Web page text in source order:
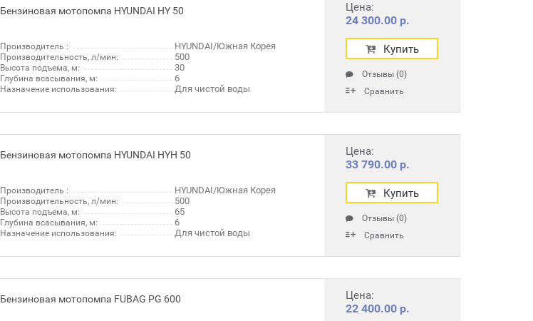
Бензиновая мотопомпа HYUNDAI HY 50
Производитель : HYUNDAI/Южная Корея
Производительность, л/мин: 500
Высота подъема, м: 30
Глубина всасывания, м: 6
Назначение использования: Для чистой воды
Цена:
24 300.00 р.
Купить
Отзывы (0)
Сравнить
Бензиновая мотопомпа HYUNDAI HYH 50
Производитель : HYUNDAI/Южная Корея
Производительность, л/мин: 500
Высота подъема, м: 65
Глубина всасывания, м: 6
Назначение использования: Для чистой воды
Цена:
33 790.00 р.
Купить
Отзывы (0)
Сравнить
Бензиновая мотопомпа FUBAG PG 600 Цена:
22 400.00 р.